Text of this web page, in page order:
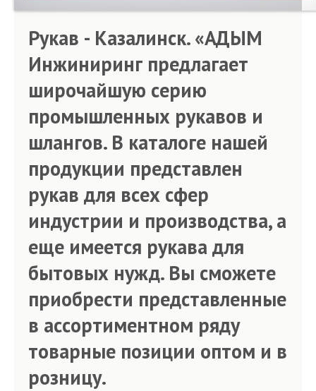
Рукав - Казалинск. «АДЫМ
Инжиниринг предлагает
широчайшую серию
промышленных рукавов и
шлангов. В каталоге нашей
продукции представлен
рукав для всех сфер
индустрии и производства, а
еще имеется рукава для
бытовых нужд. Вы сможете
приобрести представленные
в ассортиментном ряду
товарные позиции оптом и в
розницу.